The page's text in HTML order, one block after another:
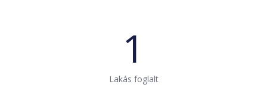
1
Lakás foglalt